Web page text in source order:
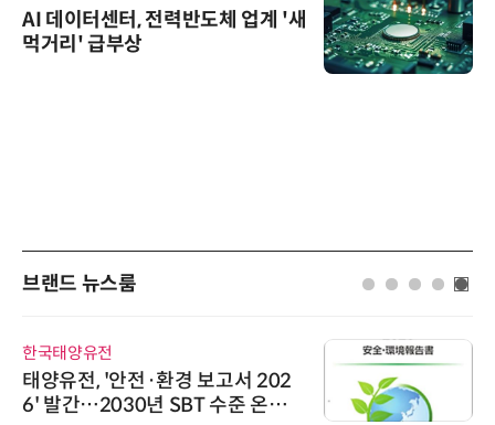
AI 데이터센터, 전력반도체 업계 '새
먹거리' 급부상
브랜드 뉴스룸
한국태양유전
태양유전, '안전·환경 보고서 202
6' 발간…2030년 SBT 수준 온실